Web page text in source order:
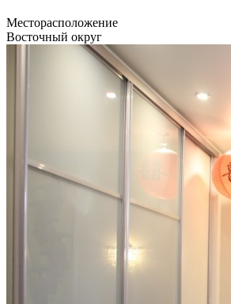
Месторасположение
Восточный округ